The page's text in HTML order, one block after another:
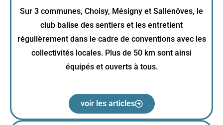
Sur 3 communes, Choisy, Mésigny et Sallenôves, le
club balise des sentiers et les entretient
régulièrement dans le cadre de conventions avec les
collectivités locales. Plus de 50 km sont ainsi
équipés et ouverts à tous.
voir les articles